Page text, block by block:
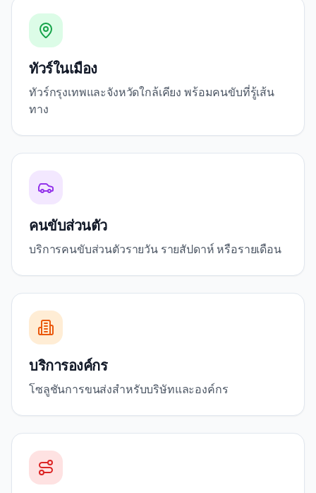
ทัวร์ในเมือง
ทัวร์กรุงเทพและจังหวัดใกล้เคียง พร้อมคนขับที่รู้เส้น
ทาง
คนขับส่วนตัว
บริการคนขับส่วนตัวรายวัน รายสัปดาห์ หรือรายเดือน
บริการองค์กร
โซลูชันการขนส่งสำหรับบริษัทและองค์กร